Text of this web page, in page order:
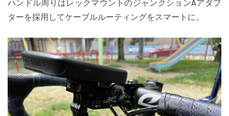
ハンドル周りはレックマウントのジャンクションAアダプ
ターを採用してケーブルルーティングをスマートに。